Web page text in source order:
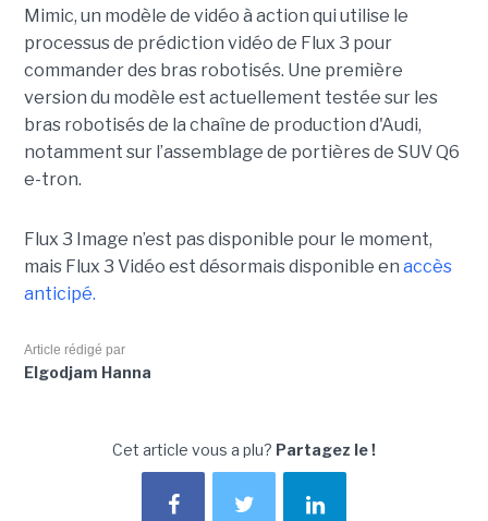
Mimic, un modèle de vidéo à action qui utilise le
processus de prédiction vidéo de Flux 3 pour
commander des bras robotisés. Une première
version du modèle est actuellement testée sur les
bras robotisés de la chaîne de production d'Audi,
notamment sur l’assemblage de portières de SUV Q6
e-tron.
Flux 3 Image n’est pas disponible pour le moment,
mais Flux 3 Vidéo est désormais disponible en accès
anticipé.
Article rédigé par
Elgodjam Hanna
Cet article vous a plu? Partagez le !